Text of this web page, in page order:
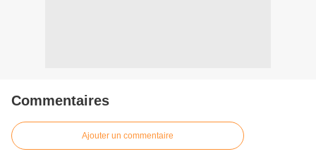
Commentaires
Ajouter un commentaire